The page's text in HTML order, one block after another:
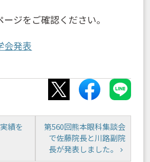
ジをご確認ください。
発表
績を
第560回熊本眼科集談会
で佐藤院長と川路副院
長が発表しました。